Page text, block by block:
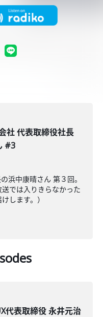
社 代表取締役社長
#3
浜中康晴さん 第３回。
では入りきらなかった
します。）
代表取締役 永井元治